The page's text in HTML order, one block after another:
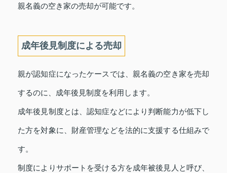
親名義の空き家の売却が可能です。
成年後見制度による売却
親が認知症になったケースでは、親名義の空き家を売却
するのに、成年後見制度を利用します。
成年後見制度とは、認知症などにより判断能力が低下し
た方を対象に、財産管理などを法的に支援する仕組みで
す。
制度によりサポートを受ける方を成年被後見人と呼び、